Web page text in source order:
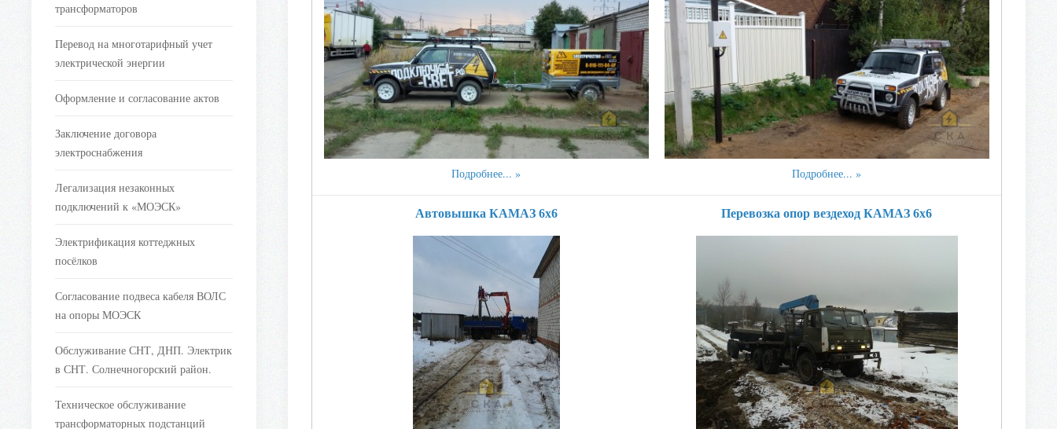
Подробнее... Подробнее...
Автовышка КАМАЗ 6х6 Перевозка опор вездеход КАМАЗ 6х6
трансформаторов
Перевод на многотарифный учет
электрической энергии
Оформление и согласование актов
Заключение договора
электроснабжения
Легализация незаконных
подключений к «МОЭСК»
Электрификация коттеджных
посёлков
Согласование подвеса кабеля ВОЛС
на опоры МОЭСК
Обслуживание СНТ, ДНП. Электрик
в СНТ. Солнечногорский район.
Техническое обслуживание
трансформаторных подстанций